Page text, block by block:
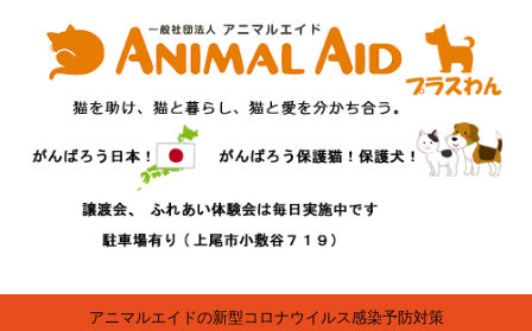
アニマルエイドの新型コロナウイルス感染予防対策